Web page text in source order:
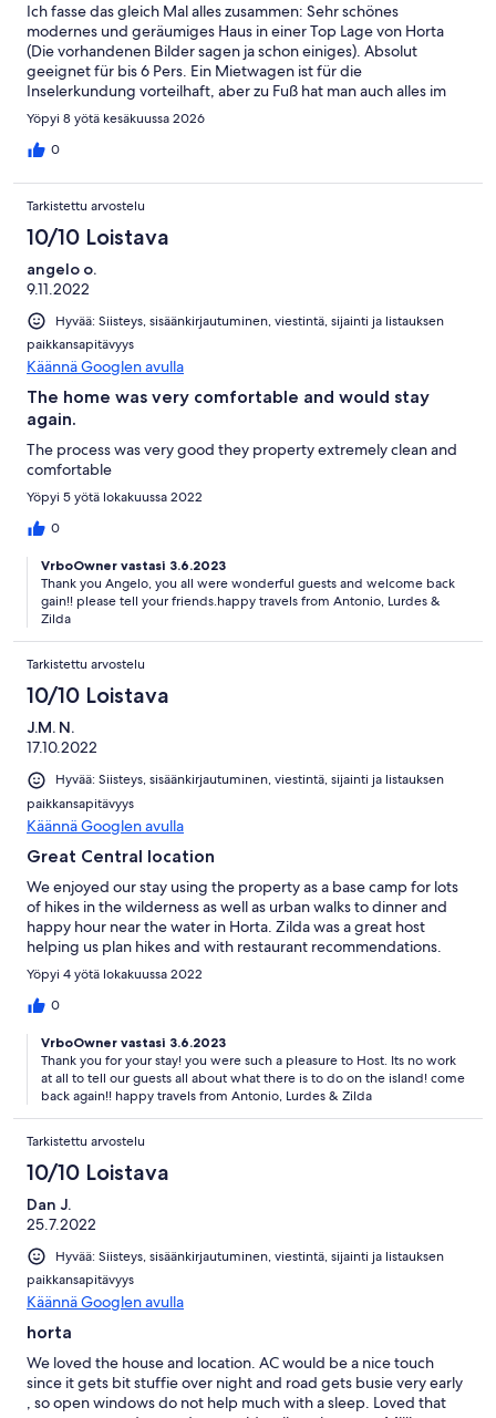
Ich fasse das gleich Mal alles zusammen: Sehr schönes
modernes und geräumiges Haus in einer Top Lage von Horta
(Die vorhandenen Bilder sagen ja schon einiges). Absolut
geeignet für bis 6 Pers. Ein Mietwagen ist für die
Inselerkundung vorteilhaft, aber zu Fuß hat man auch alles im
Griff. Ein Supermarkt zur Selbstverpflegung ist ja gleich "oben
drüber" (1 min. Gehweg). Fazit: Wir waren alle begeistert.
Yöpyi 8 yötä kesäkuussa 2026
0
Tarkistettu arvostelu
10/10 Loistava
angelo o.
9.11.2022
Hyvää: Siisteys, sisäänkirjautuminen, viestintä, sijainti ja listauksen
paikkansapitävyys
Käännä Googlen avulla
The home was very comfortable and would stay
again.
The process was very good they property extremely clean and
comfortable
Yöpyi 5 yötä lokakuussa 2022
0
VrboOwner vastasi 3.6.2023
Thank you Angelo, you all were wonderful guests and welcome back
gain!! please tell your friends.happy travels from Antonio, Lurdes &
Zilda
Tarkistettu arvostelu
10/10 Loistava
J.M. N.
17.10.2022
Hyvää: Siisteys, sisäänkirjautuminen, viestintä, sijainti ja listauksen
paikkansapitävyys
Käännä Googlen avulla
Great Central location
We enjoyed our stay using the property as a base camp for lots
of hikes in the wilderness as well as urban walks to dinner and
happy hour near the water in Horta. Zilda was a great host
helping us plan hikes and with restaurant recommendations.
Yöpyi 4 yötä lokakuussa 2022
0
VrboOwner vastasi 3.6.2023
Thank you for your stay! you were such a pleasure to Host. Its no work
at all to tell our guests all about what there is to do on the island! come
back again!! happy travels from Antonio, Lurdes & Zilda
Tarkistettu arvostelu
10/10 Loistava
Dan J.
25.7.2022
Hyvää: Siisteys, sisäänkirjautuminen, viestintä, sijainti ja listauksen
paikkansapitävyys
Käännä Googlen avulla
horta
We loved the house and location. AC would be a nice touch
since it gets bit stuffie over night and road gets busie very early
, so open windows do not help much with a sleep. Loved that